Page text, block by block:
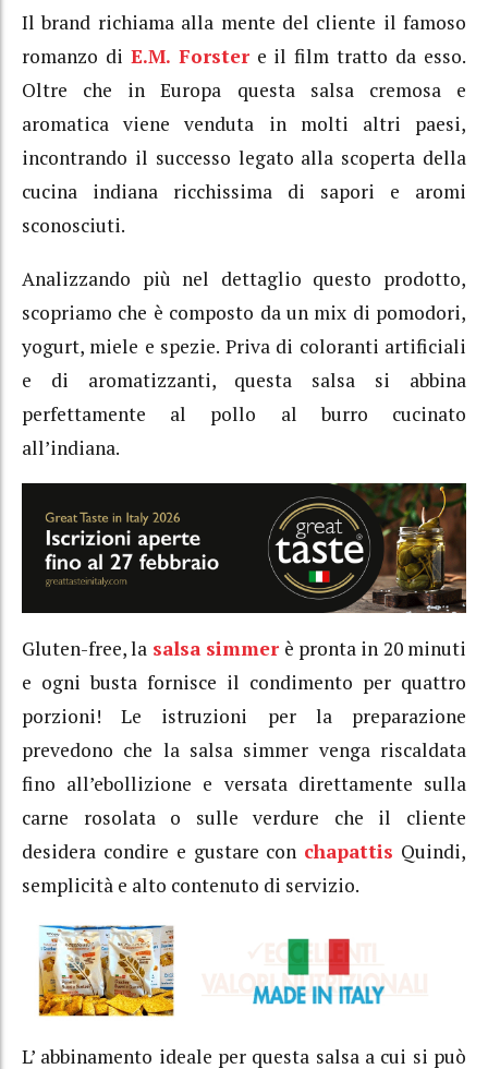
Il brand richiama alla mente del cliente il famoso
romanzo di E.M. Forstere il film tratto da esso.
Oltre che in Europa questa salsa cremosa e
aromatica viene venduta in molti altri paesi,
incontrando il successo legato alla scoperta della
cucina indiana ricchissima di sapori e aromi
sconosciuti.
Analizzando più nel dettaglio questo prodotto,
scopriamo che è composto da un mix di pomodori,
yogurt, miele e spezie. Priva di coloranti artificiali
e di aromatizzanti, questa salsa si abbina
perfettamente al pollo al burro cucinato
all’indiana.
Gluten-free, la salsa simmer è pronta in 20 minuti
e ogni busta fornisce il condimento per quattro
porzioni! Le istruzioni per la preparazione
prevedono che la salsa simmer venga riscaldata
fino all’ebollizione e versata direttamente sulla
carne rosolata o sulle verdure che il cliente
desidera condire e gustare con chapattis Quindi,
semplicità e alto contenuto di servizio.
L’ abbinamento ideale per questa salsa a cui si può